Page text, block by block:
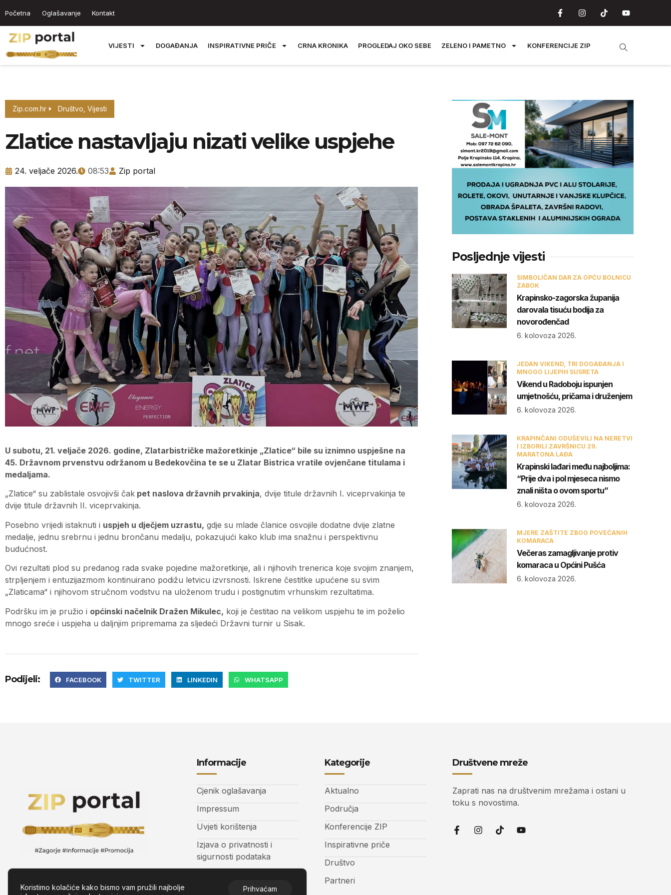
Početna Oglašavanje Kontakt
VIJESTI DOGAĐANJA INSPIRATIVNE PRIČE CRNA KRONIKA PROGLEDAJ OKO SEBE ZELENO I PAMETNO KONFERENCIJE ZIP
Zip.com.hr Društvo Vijesti
Zlatice nastavljaju nizati velike uspjehe
24. veljače 2026. 08:53 Zip portal
U subotu, 21. veljače 2026. godine, Zlatarbistričke mažoretkinje „Zlatice“ bile su iznimno uspješne na
45. Državnom prvenstvu održanom u Bedekovčina te se u Zlatar Bistrica vratile ovjenčane titulama i
medaljama.
„Zlatice“ su zablistale osvojivši čak pet naslova državnih prvakinja, dvije titule državnih I. viceprvakinja te
dvije titule državnih II. viceprvakinja.
Posebno vrijedi istaknuti i uspjeh u dječjem uzrastu, gdje su mlade članice osvojile dodatne dvije zlatne
medalje, jednu srebrnu i jednu brončanu medalju, pokazujući kako klub ima snažnu i perspektivnu
budućnost.
Ovi rezultati plod su predanog rada svake pojedine mažoretkinje, ali i njihovih trenerica koje svojim znanjem,
strpljenjem i entuzijazmom kontinuirano podižu letvicu izvrsnosti. Iskrene čestitke upućene su svim
„Zlaticama“ i njihovom stručnom vodstvu na uloženom trudu i postignutim vrhunskim rezultatima.
Podršku im je pružio i općinski načelnik Dražen Mikulec, koji je čestitao na velikom uspjehu te im poželio
mnogo sreće i uspjeha u daljnjim pripremama za sljedeći Državni turnir u Sisak.
Podijeli: FACEBOOK TWITTER LINKEDIN WHATSAPP
Posljednje vijesti
SIMBOLIČAN DAR ZA OPĆU BOLNICU
ZABOK
Krapinsko-zagorska županija
darovala tisuću bodija za
novorođenčad
6. kolovoza 2026.
JEDAN VIKEND, TRI DOGAĐANJA I
MNOGO LIJEPIH SUSRETA
Vikend u Radoboju ispunjen
umjetnošću, pričama i druženjem
6. kolovoza 2026.
KRAPINČANI ODUŠEVILI NA NERETVI
I IZBORILI ZAVRŠNICU 29.
MARATONA LAĐA
Krapinski lađari među najboljima:
“Prije dva i pol mjeseca nismo
znali ništa o ovom sportu”
6. kolovoza 2026.
MJERE ZAŠTITE ZBOG POVEĆANIH
KOMARACA
Večeras zamagljivanje protiv
komaraca u Općini Pušća
6. kolovoza 2026.
Informacije
Cjenik oglašavanja
Impressum
Uvjeti korištenja
Izjava o privatnosti i
sigurnosti podataka
Kategorije
Aktualno
Područja
Konferencije ZIP
Inspirativne priče
Društvo
Partneri
Društvene mreže
Zaprati nas na društvenim mrežama i ostani u
toku s novostima.
Koristimo kolačiće kako bismo vam pružili najbolje
Prihvaćam